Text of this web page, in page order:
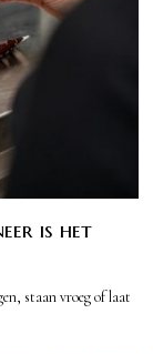
is het
staan vroeg of laat